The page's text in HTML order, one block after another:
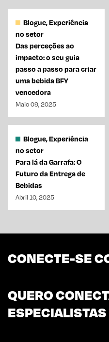
Blogue, Experiência
no setor
Das perceções ao
impacto: o seu guia
passo a passo para criar
uma bebida BFY
vencedora
Maio 09, 2025
Blogue, Experiência
no setor
Para lá da Garrafa: O
Futuro da Entrega de
Bebidas
Abril 10, 2025
CONECTE-SE
QUERO